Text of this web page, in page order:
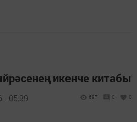
икенче китабы
- 05:39 697 0 0